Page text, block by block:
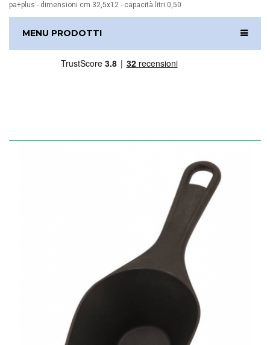
pa+plus - dimensioni cm 32,5x12 - capacità litri 0,50
MENU PRODOTTI